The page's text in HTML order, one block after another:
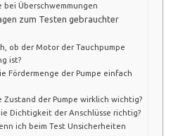
bei Überschwemmungen
zum Testen gebrauchter
ob der Motor der Tauchpumpe
ist?
Fördermenge der Pumpe einfach
Zustand der Pumpe wirklich wichtig?
Dichtigkeit der Anschlüsse richtig?
ich beim Test Unsicherheiten